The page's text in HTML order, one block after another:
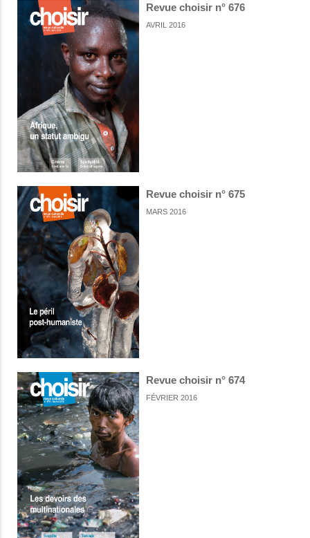
Revue choisir n° 676
AVRIL 2016
Revue choisir n° 675
MARS 2016
Revue choisir n° 674
FÉVRIER 2016